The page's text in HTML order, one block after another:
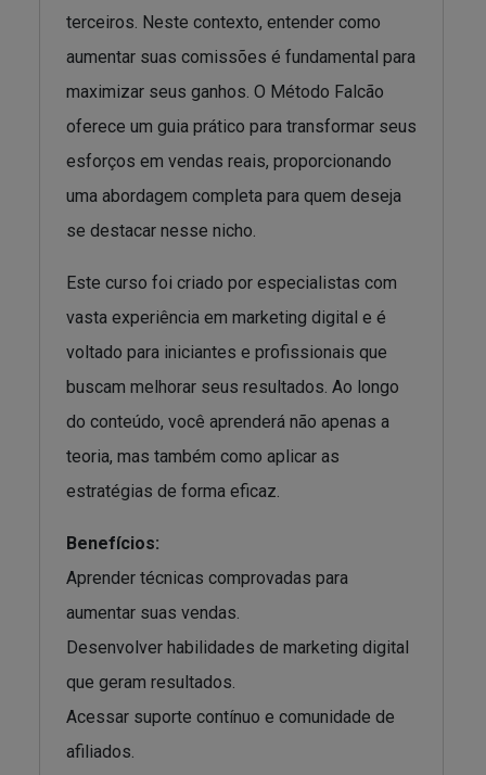
terceiros. Neste contexto, entender como
aumentar suas comissões é fundamental para
maximizar seus ganhos. O Método Falcão
oferece um guia prático para transformar seus
esforços em vendas reais, proporcionando
uma abordagem completa para quem deseja
se destacar nesse nicho.
Este curso foi criado por especialistas com
vasta experiência em marketing digital e é
voltado para iniciantes e profissionais que
buscam melhorar seus resultados. Ao longo
do conteúdo, você aprenderá não apenas a
teoria, mas também como aplicar as
estratégias de forma eficaz.
Benefícios:
Aprender técnicas comprovadas para
aumentar suas vendas.
Desenvolver habilidades de marketing digital
que geram resultados.
Acessar suporte contínuo e comunidade de
afiliados.